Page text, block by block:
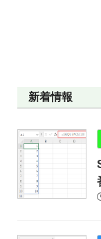
新着情報